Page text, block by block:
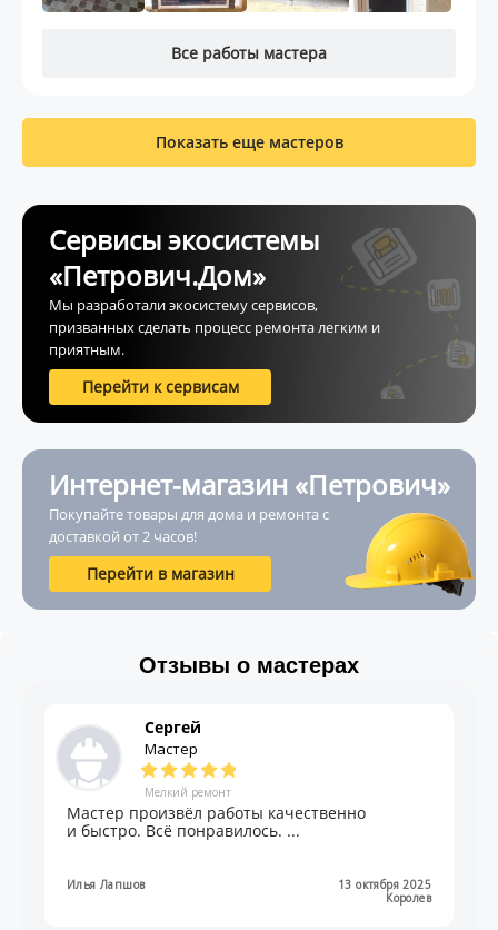
Все работы мастера
Показать еще мастеров
Сервисы экосистемы
«Петрович.Дом»
Мы разработали экосистему сервисов,
призванных сделать процесс ремонта легким и
приятным.
Перейти к сервисам
Интернет-магазин «Петрович»
Покупайте товары для дома и ремонта с
доставкой от 2 часов!
Перейти в магазин
Отзывы о мастерах
Сергей
Мастер
Мелкий ремонт
Мастер произвёл работы качественно
и быстро. Всё понравилось. ...
Илья Лапшов
13 октября 2025
Королев